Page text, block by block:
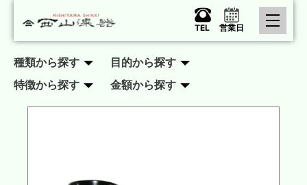
TEL 営業日
種類から探す
目的から探す
特徴から探す
金額から探す